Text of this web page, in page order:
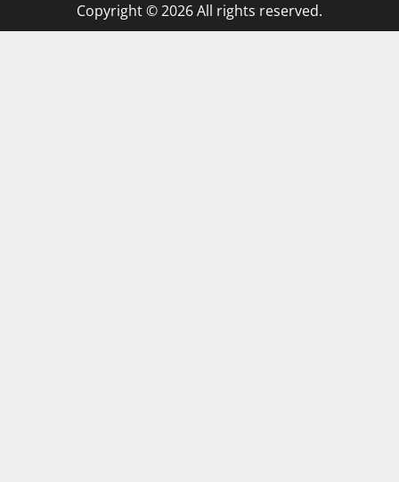
Copyright © 2026 All rights reserved.